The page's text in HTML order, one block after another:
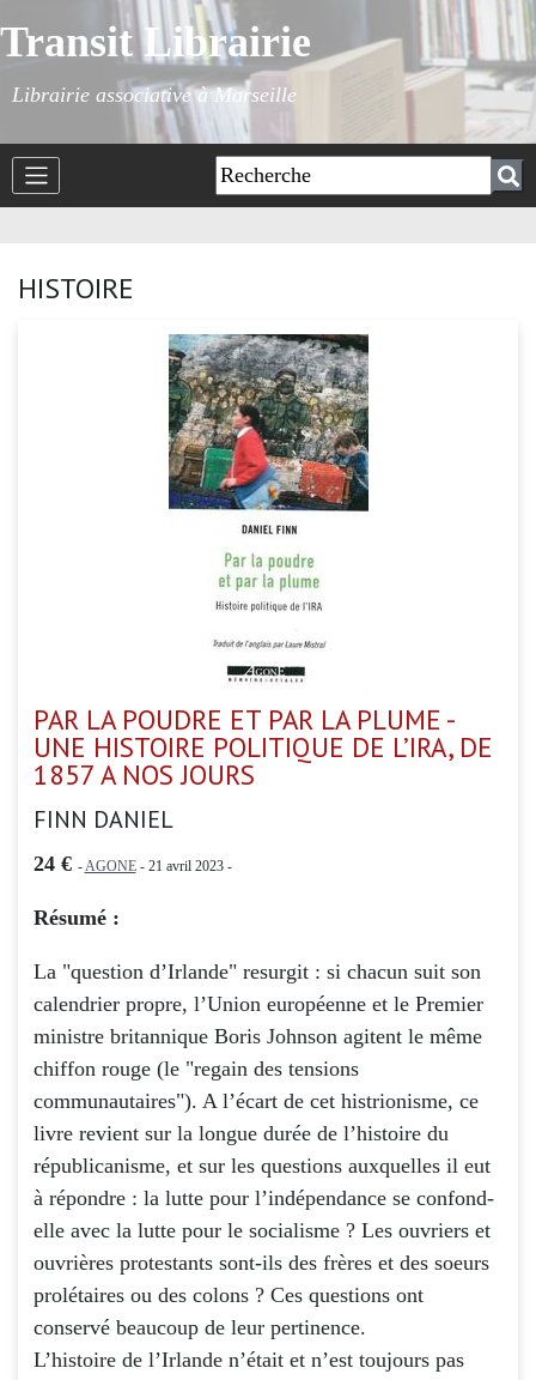
Transit Librairie
Librairie associative à Marseille
HISTOIRE
PAR LA POUDRE ET PAR LA PLUME -
UNE HISTOIRE POLITIQUE DE L’IRA, DE
1857 A NOS JOURS
FINN DANIEL
24 € - AGONE- 21 avril 2023 -
Résumé :
La "question d’Irlande" resurgit : si chacun suit son
calendrier propre, l’Union européenne et le Premier
ministre britannique Boris Johnson agitent le même
chiffon rouge (le "regain des tensions
communautaires"). A l’écart de cet histrionisme, ce
livre revient sur la longue durée de l’histoire du
républicanisme, et sur les questions auxquelles il eut
à répondre : la lutte pour l’indépendance se confond-
elle avec la lutte pour le socialisme ? Les ouvriers et
ouvrières protestants sont-ils des frères et des soeurs
prolétaires ou des colons ? Ces questions ont
conservé beaucoup de leur pertinence.
L’histoire de l’Irlande n’était et n’est toujours pas